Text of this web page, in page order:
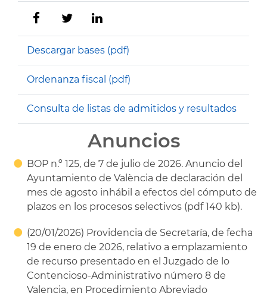
Descargar bases (pdf)
Ordenanza fiscal (pdf)
Consulta de listas de admitidos y resultados
Anuncios
BOP n.º 125, de 7 de julio de 2026. Anuncio del
Ayuntamiento de València de declaración del
mes de agosto inhábil a efectos del cómputo de
plazos en los procesos selectivos (pdf 140 kb).
(20/01/2026) Providencia de Secretaría, de fecha
19 de enero de 2026, relativo a emplazamiento
de recurso presentado en el Juzgado de lo
Contencioso-Administrativo número 8 de
Valencia, en Procedimiento Abreviado